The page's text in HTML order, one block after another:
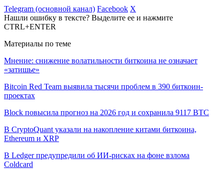
Telegram (основной канал) Facebook X
Нашли ошибку в тексте? Выделите ее и нажмите
CTRL+ENTER
Материалы по теме
Мнение: снижение волатильности биткоина не означает
«затишье»
Bitcoin Red Team выявила тысячи проблем в 390 биткоин-
проектах
Block повысила прогноз на 2026 год и сохранила 9117 BTC
В CryptoQuant указали на накопление китами биткоина,
Ethereum и XRP
В Ledger предупредили об ИИ-рисках на фоне взлома
Coldcard